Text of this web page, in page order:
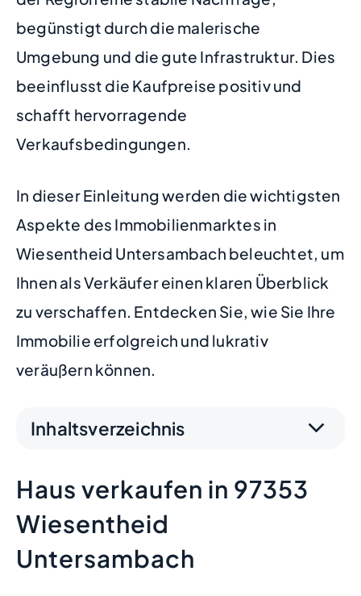
begünstigt durch die malerische
Umgebung und die gute Infrastruktur. Dies
beeinflusst die Kaufpreise positiv und
schafft hervorragende
Verkaufsbedingungen.
In dieser Einleitung werden die wichtigsten
Aspekte des Immobilienmarktes in
Wiesentheid Untersambach beleuchtet, um
Ihnen als Verkäufer einen klaren Überblick
zu verschaffen. Entdecken Sie, wie Sie Ihre
Immobilie erfolgreich und lukrativ
veräußern können.
Inhaltsverzeichnis
Haus verkaufen in 97353
Wiesentheid
Untersambach